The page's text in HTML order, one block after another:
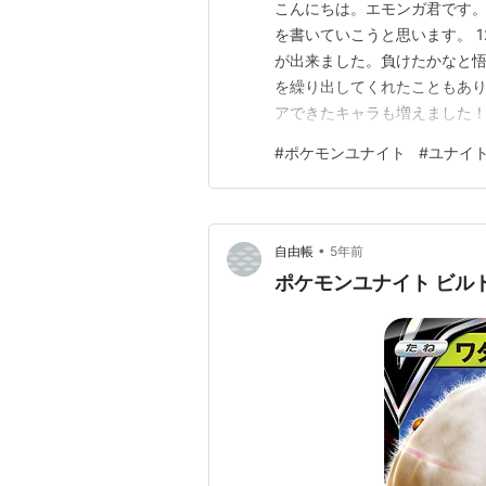
こんにちは。エモンガ君です
を書いていこうと思います。
が出来ました。負けたかなと
を繰り出してくれたこともあ
アできたキャラも増えました
ありません。記事にはしてい
と、日々忙しかったことがあ
#ポケモンユナイト #ユナイ
自由帳 • 5年前
ポケモンユナイト ビル